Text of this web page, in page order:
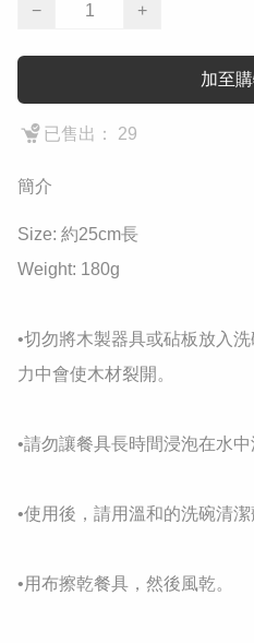
−
+
加至
已售出： 29
簡介
Size: 約25cm長
Weight: 180g
•切勿將木製器具或砧板放入
力中會使木材裂開。
•請勿讓餐具長時間浸泡在水中
•使用後，請用溫和的洗碗清潔
•用布擦乾餐具，然後風乾。